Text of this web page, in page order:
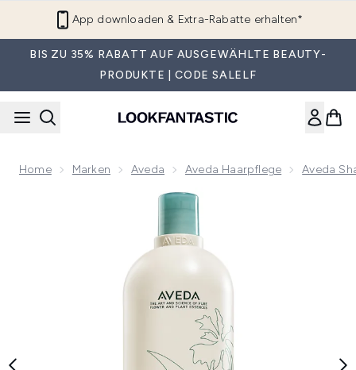
App downloaden & Extra-Rabatte erhalten*
BIS ZU 35% RABATT AUF AUSGEWÄHLTE BEAUTY-
PRODUKTE | CODE SALELF
Home Marken Aveda Aveda Haarpflege Aveda
Now showing image 1 Aveda Shampure Nurturing Shampoo